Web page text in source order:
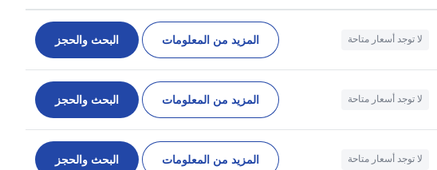
لا توجد أسعار متاحة المزيد من المعلومات البحث والحجز
لا توجد أسعار متاحة المزيد من المعلومات البحث والحجز
لا توجد أسعار متاحة المزيد من المعلومات البحث والحجز